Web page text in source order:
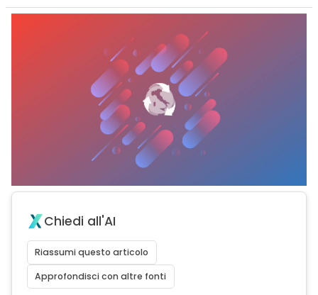
Chiedi all'AI
Riassumi questo articolo
Approfondisci con altre fonti